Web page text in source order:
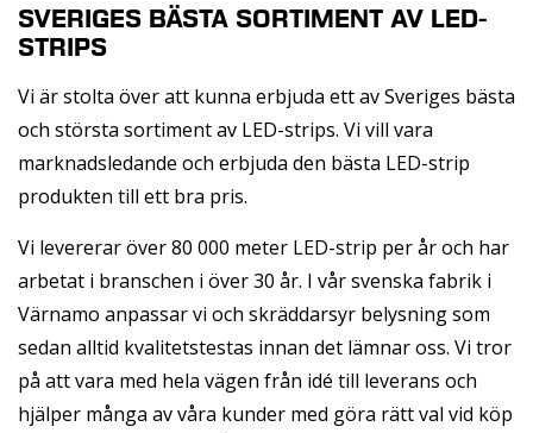
SVERIGES BÄSTA SORTIMENT AV LED-
STRIPS
Vi är stolta över att kunna erbjuda ett av Sveriges bästa
och största sortiment av LED-strips. Vi vill vara
marknadsledande och erbjuda den bästa LED-strip
produkten till ett bra pris.
Vi levererar över 80 000 meter LED-strip per år och har
arbetat i branschen i över 30 år. I vår svenska fabrik i
Värnamo anpassar vi och skräddarsyr belysning som
sedan alltid kvalitetstestas innan det lämnar oss. Vi tror
på att vara med hela vägen från idé till leverans och
hjälper många av våra kunder med göra rätt val vid köp